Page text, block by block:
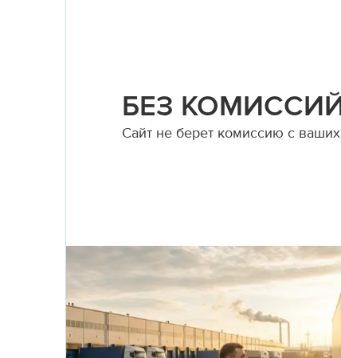
БЕЗ КОМИССИЙ
Сайт не берет комиссию с